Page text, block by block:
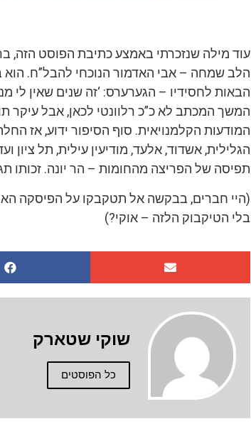
עוד מילה שנזכרתי באמצע כתיבת הפוסט הזה,
הבאות לחסידיו – הגערערס: ‘זה שנים שאין לי
המשך המכתב לא כ”כ רלוונטי לכאן, אבל עיקר
המודעות הקלמנויאית. סוף הסיפור ידוע, אז
הגלילית, אשדוד, אלעד, מודיעין עילית, תל
תפיסה של הפריצה מהחומות – הר יונה. זכותו
(היי חברים, בבקשה אל תטקבקו על הפיסקה
בלי הטיקבוק הלזה – אוקי?)
שוקי שטארק
כל הפוסטים